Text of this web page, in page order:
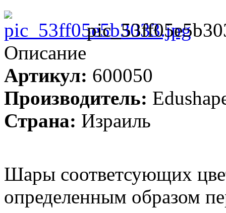
Описание
Артикул: 600050
Производитель:
Страна: Израиль
Шары соответсующих
определенным образом